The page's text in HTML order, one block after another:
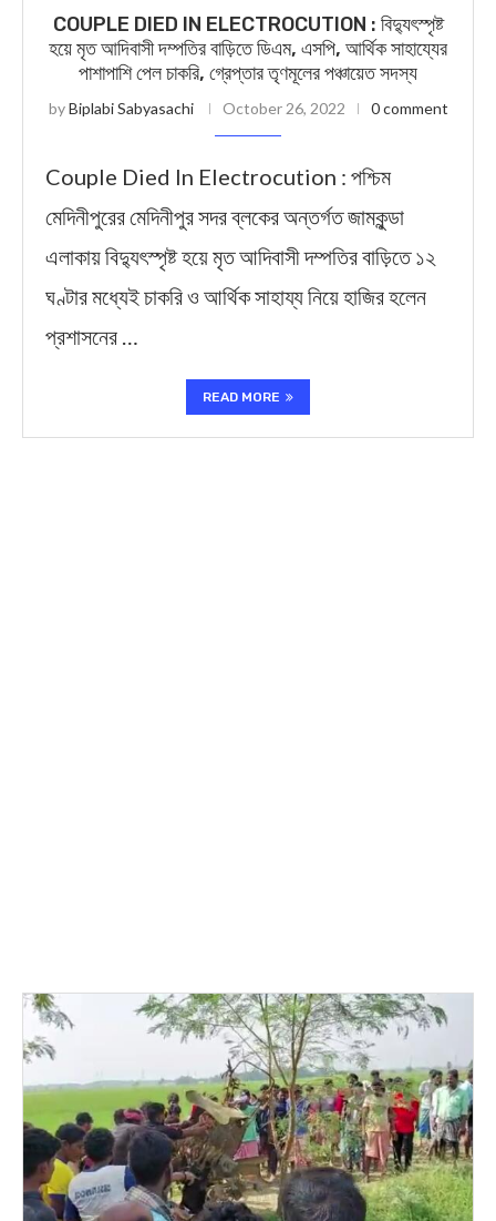
COUPLE DIED IN ELECTROCUTION : বিদ্যুৎস্পৃষ্ট
হয়ে মৃত আদিবাসী দম্পতির বাড়িতে ডিএম, এসপি, আর্থিক সাহায্যের
পাশাপাশি পেল চাকরি, গ্রেপ্তার তৃণমূলের পঞ্চায়েত সদস্য
byBiplabi Sabyasachi October 26, 2022 0 comment
Couple Died In Electrocution : পশ্চিম
মেদিনীপুরের মেদিনীপুর সদর ব্লকের অন্তর্গত জামকুন্ডা
এলাকায় বিদ্যুৎস্পৃষ্ট হয়ে মৃত আদিবাসী দম্পতির বাড়িতে ১২
ঘণ্টার মধ্যেই চাকরি ও আর্থিক সাহায্য নিয়ে হাজির হলেন
প্রশাসনের …
READ MORE